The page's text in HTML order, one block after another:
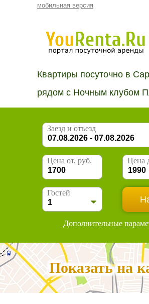
мобильная версия
Квартиры посуточно в
рядом с Ночным клубом
Заезд и отъезд
Цена от, руб. Цена
Гостей
Дополнительные
Показать на